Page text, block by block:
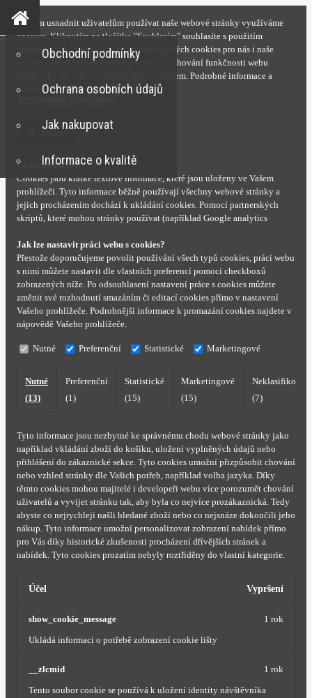
S cílem usnadnit uživatelům používat naše webové stránky využíváme
cookies. Kliknutím na tlačítko "Souhlasím" souhlasíte s použitím
preferenčních, statistických i marketingových cookies pro nás i naše
partnery. Funkční cookies jsou v rámci zachování funkčnosti webu
používány po celou dobu procházení webem. Podrobné informace a
nastavení ke cookies najdete zde.
Co jsou cookies?
Cookies jsou krátké textové informace, které jsou uloženy ve Vašem
prohlížeči. Tyto informace běžně používají všechny webové stránky a
jejich procházením dochází k ukládání cookies. Pomocí partnerských
skriptů, které mohou stránky používat (například Google analytics
Jak lze nastavit práci webu s cookies?
Přestože doporučujeme povolit používání všech typů cookies, práci webu
s nimi můžete nastavit dle vlastních preferencí pomocí checkboxů
zobrazených níže. Po odsouhlasení nastavení práce s cookies můžete
změnit své rozhodnutí smazáním či editací cookies přímo v nastavení
Vašeho prohlížeče. Podrobnější informace k promazání cookies najdete v
nápovědě Vašeho prohlížeče.
Nutné Preferenční Statistické Marketingové
Nutné
(13)
Preferenční
(1)
Statistické
(15)
Marketingové
(15)
(7)
Tyto informace jsou nezbytné ke správnému chodu webové stránky jako
například vkládání zboží do košíku, uložení vyplněných údajů nebo
přihlášení do zákaznické sekce. Tyto cookies umožní přizpůsobit chování
nebo vzhled stránky dle Vašich potřeb, například volba jazyka. Díky
těmto cookies mohou majitelé i developeři webu více porozumět chování
uživatelů a vyvijet stránku tak, aby byla co nejvíce prozákaznická. Tedy
abyste co nejrychleji našli hledané zboží nebo co nejsnáze dokončili jeho
nákup. Tyto informace umožní personalizovat zobrazení nabídek přímo
pro Vás díky historické zkušenosti procházení dřívějších stránek a
nabídek. Tyto cookies prozatím nebyly roztříděny do vlastní kategorie.
Účel Vypršení
show_cookie_message
Ukládá informaci o potřebě zobrazení cookie lišty
1 rok
__zlcmid
Tento soubor cookie se používá k uložení identity návštěvníka
1 rok
Obchodní podmínky
Ochrana osobních údajů
Jak nakupovat
Informace o kvalitě